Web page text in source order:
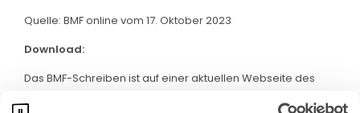
Quelle: BMF online vom 17. Oktober 2023
Download:
Das BMF-Schreiben ist auf einer aktuellen Webseite des